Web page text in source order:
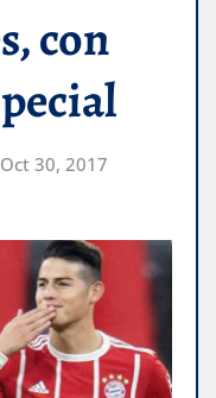
con
Oct 30, 2017